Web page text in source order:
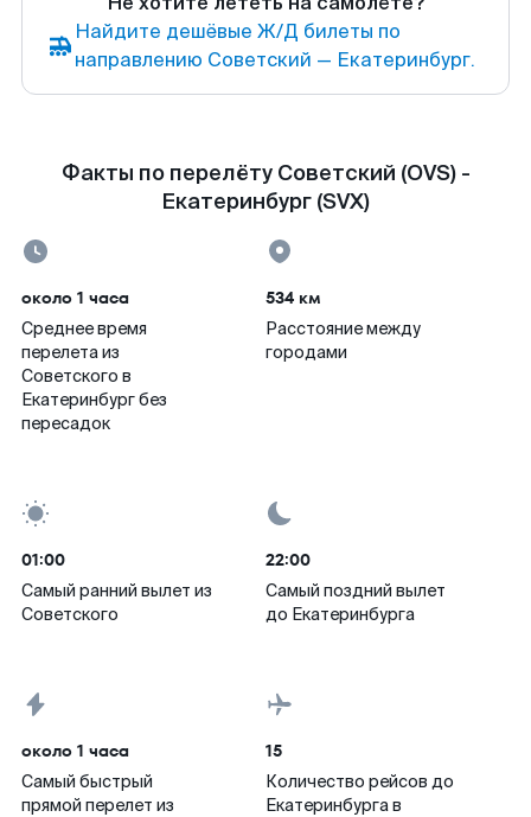
Найдите дешёвые Ж/Д билеты по
направлению Советский — Екатеринбург.
Факты по перелёту Советский (OVS) -
Екатеринбург (SVX)
около 1 часа
Среднее время
перелета из
Советского в
Екатеринбург без
пересадок
534 км
Расстояние между
городами
01:00
Самый ранний вылет из
Советского
22:00
Самый поздний вылет
до Екатеринбурга
около 1 часа
Самый быстрый
прямой перелет из
15
Количество рейсов до
Екатеринбурга в